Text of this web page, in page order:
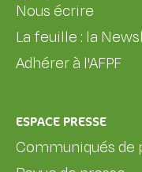
Nous écrire
La feuille : la
Adhérer à l'AFPF
ESPACE PRESSE
Communiqués de